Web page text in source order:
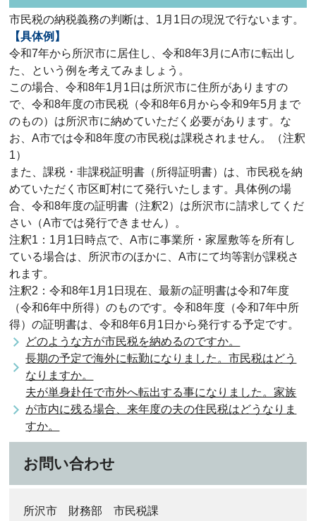
市民税の納税義務の判断は、1月1日の現況で行ないます。
【具体例】
令和7年から所沢市に居住し、令和8年3月にA市に転出し
た、という例を考えてみましょう。
この場合、令和8年1月1日は所沢市に住所がありますの
で、令和8年度の市民税（令和8年6月から令和9年5月まで
のもの）は所沢市に納めていただく必要があります。な
お、A市では令和8年度の市民税は課税されません。（注釈
1）
また、課税・非課税証明書（所得証明書）は、市民税を納
めていただく市区町村にて発行いたします。具体例の場
合、令和8年度の証明書（注釈2）は所沢市に請求してくだ
さい（A市では発行できません）。
注釈1：1月1日時点で、A市に事業所・家屋敷等を所有し
ている場合は、所沢市のほかに、A市にて均等割が課税さ
れます。
注釈2：令和8年1月1日現在、最新の証明書は令和7年度
（令和6年中所得）のものです。令和8年度（令和7年中所
得）の証明書は、令和8年6月1日から発行する予定です。
どのような方が市民税を納めるのですか。
長期の予定で海外に転勤になりました。市民税はどう
なりますか。
夫が単身赴任で市外へ転出する事になりました。家族
が市内に残る場合、来年度の夫の住民税はどうなりま
すか。
お問い合わせ
所沢市 財務部 市民税課